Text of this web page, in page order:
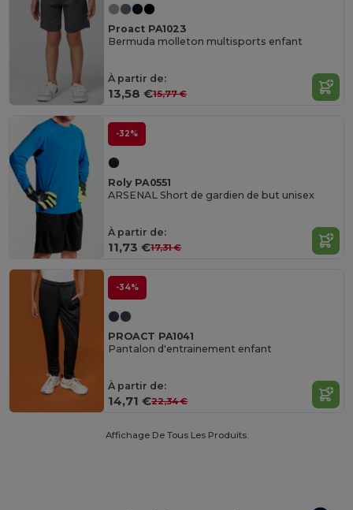
Proact PA1023
Bermuda molleton multisports enfant
À partir de:
13,58 €15,77 €
-32%
Roly PA0551
ARSENAL Short de gardien de but unisex
À partir de:
11,73 €17,31 €
-34%
PROACT PA1041
Pantalon d'entrainement enfant
À partir de:
14,71 €22,34 €
Affichage De Tous Les Produits.